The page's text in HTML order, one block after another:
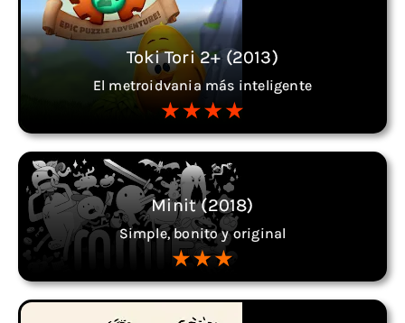
Toki Tori 2+ (2013)
El metroidvania más inteligente
Minit (2018)
Simple, bonito y original